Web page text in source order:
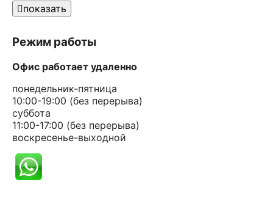
показать
Режим работы
Офис работает удаленно
понедельник-пятница
10:00-19:00 (без перерыва)
суббота
11:00-17:00 (без перерыва)
воскресенье-выходной